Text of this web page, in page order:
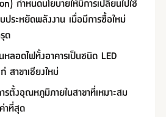
กำหนดนโยบายให้มีการเปลี่ยนไปใช้
ระหยัดพลังงาน เมื่อมีการซื้อใหม่
ด
หลอดไฟทั้งอาคารเป็นชนิด LED
สาขาเชียงใหม่
รตั้งอุณหภูมิภายในสาขาที่เหมาะสม
าที่สุด